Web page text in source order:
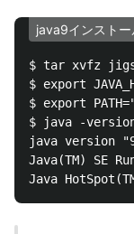
java9インストー
$ tar xvfz
$ export
$ export
$ java -
java version
Java(TM) SE